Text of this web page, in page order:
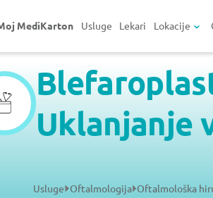
MediKarton Usluge Lekari Lokacije
Uklanjanje
Usluge Oftalmologija Oftalmološka